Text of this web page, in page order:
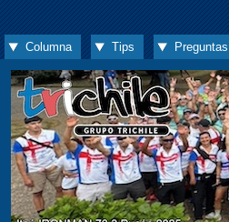
Columna Tips Preguntas